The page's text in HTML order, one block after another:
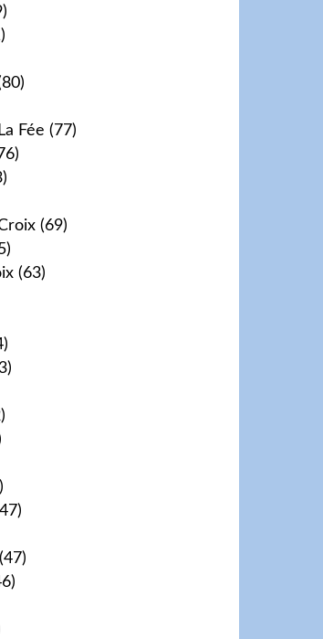
Fée (77)
(69)
(63)
(47)